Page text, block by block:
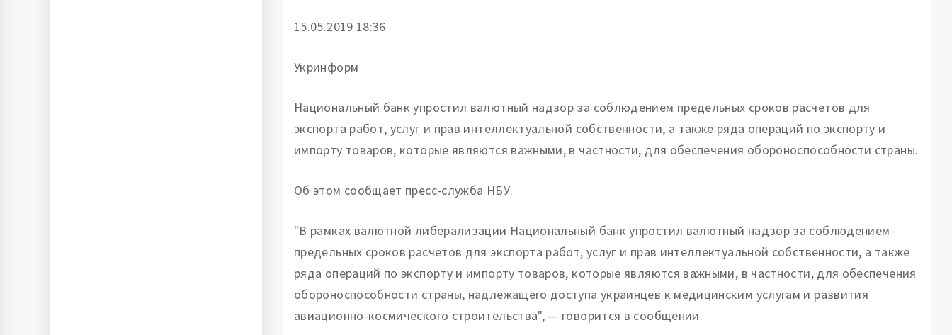
15.05.2019 18:36
Укринформ
Национальный банк упростил валютный надзор за соблюдением предельных сроков расчетов для
экспорта работ, услуг и прав интеллектуальной собственности, а также ряда операций по экспорту и
импорту товаров, которые являются важными, в частности, для обеспечения обороноспособности страны.
Об этом сообщает пресс-служба НБУ.
"В рамках валютной либерализации Национальный банк упростил валютный надзор за соблюдением
предельных сроков расчетов для экспорта работ, услуг и прав интеллектуальной собственности, а также
ряда операций по экспорту и импорту товаров, которые являются важными, в частности, для обеспечения
обороноспособности страны, надлежащего доступа украинцев к медицинским услугам и развития
авиационно-космического строительства", — говорится в сообщении.